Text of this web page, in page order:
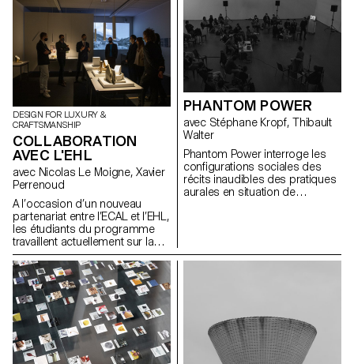
ventilateurs, humidificateurs,
purificateurs et d'autres
appareils de traitement de l'air.
Pour ce projet, les étudiant·e·s
de 2e année en Bachelor
Design Industriel, sous la
direction du designer Christian
Spiess, devaient fabriquer un
ventilateur "personnel", équipé
d'une alimentation USB pour
une utilisation mobile. Ils ont dû
scénarios et contextes dans
lesquels un petit ventilateur
serait utile. Ils étaient libres
d'explorer différents scénarios
devaient répondre aux normes
produits existants. Vidéo ECAL x
Stadler Form - Agnes Murmann
Vidéo ECAL x Stadler Form -
Alex Nguyen Vidéo ECAL x
DESIGN FOR LUXURY &
CRAFTSMANSHIP
COLLABORATION
AVEC L'EHL
avec Nicolas Le Moigne, Xavier
Perrenoud
A l’occasion d’un nouveau
partenariat entre l’ECAL et l’EHL,
les étudiants du programme
travaillent actuellement sur la
thématique du fromage à
travers trois situations
spécifiques : la cave à fromage,
le chariot et la dégustation à
table.
PHANTOM POWER
avec Stéphane Kropf, Thibault
Walter
Phantom Power interroge les
configurations sociales des
récits inaudibles des pratiques
aurales en situation de